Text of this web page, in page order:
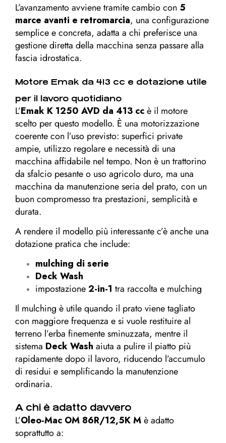
L’avanzamento avviene tramite cambio con 5
marce avanti e retromarcia, una configurazione
semplice e concreta, adatta a chi preferisce una
gestione diretta della macchina senza passare alla
fascia idrostatica.
Motore Emak da 413 cc e dotazione utile
per il lavoro quotidiano
L’Emak K 1250 AVD da 413 ccè il motore
scelto per questo modello. È una motorizzazione
coerente con l’uso previsto: superfici private
ampie, utilizzo regolare e necessità di una
macchina affidabile nel tempo. Non è un trattorino
da sfalcio pesante o uso agricolo duro, ma una
macchina da manutenzione seria del prato, con un
buon compromesso tra prestazioni, semplicità e
durata.
A rendere il modello più interessante c’è anche una
dotazione pratica che include:
mulching di serie
Deck Wash
impostazione2-in-1 tra raccolta e mulching
Il mulching è utile quando il prato viene tagliato
con maggiore frequenza e si vuole restituire al
terreno l’erba finemente sminuzzata, mentre il
sistema Deck Wash aiuta a pulire il piatto più
rapidamente dopo il lavoro, riducendo l’accumulo
di residui e semplificando la manutenzione
ordinaria.
A chi è adatto davvero
L’Oleo-Mac OM 86R/12,5K Mè adatto
soprattutto a: